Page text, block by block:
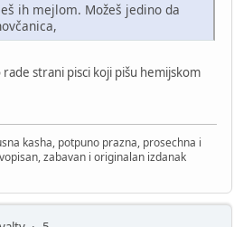
ih mejlom. Možeš jedino da
strani pisci koji pišu hemijskom
kasha, potpuno prazna, prosechna i
zabavan i originalan izdanak